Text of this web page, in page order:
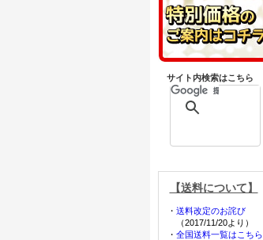
サイト内検索はこちら
【送料について】
・ 送料改定のお詫び
（2017/11/20より）
・ 全国送料一覧はこちら